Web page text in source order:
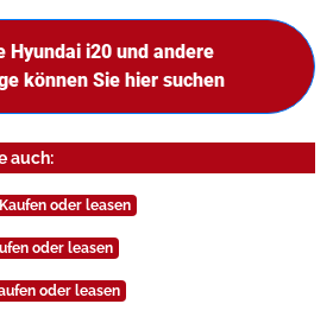
Hyundai i20 und andere
können Sie hier suchen
auch:
oder leasen
oder leasen
oder leasen